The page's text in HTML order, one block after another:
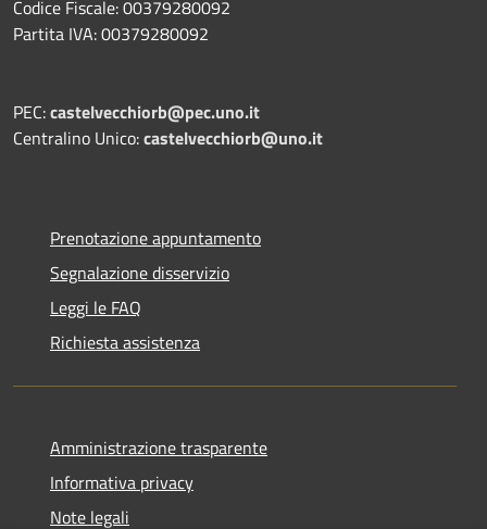
Codice Fiscale: 00379280092
Partita IVA: 00379280092
PEC:castelvecchiorb@pec.uno.it
Centralino Unico:castelvecchiorb@uno.it
Prenotazione appuntamento
Segnalazione disservizio
Leggi le FAQ
Richiesta assistenza
Amministrazione trasparente
Informativa privacy
Note legali